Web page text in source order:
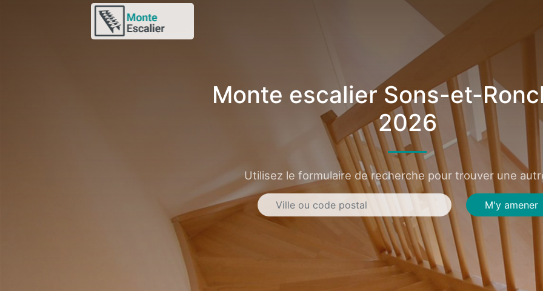
Monte escalier Sons-et-
2026
Utilisez le formulaire de recherche pour trouver une
M'y amener